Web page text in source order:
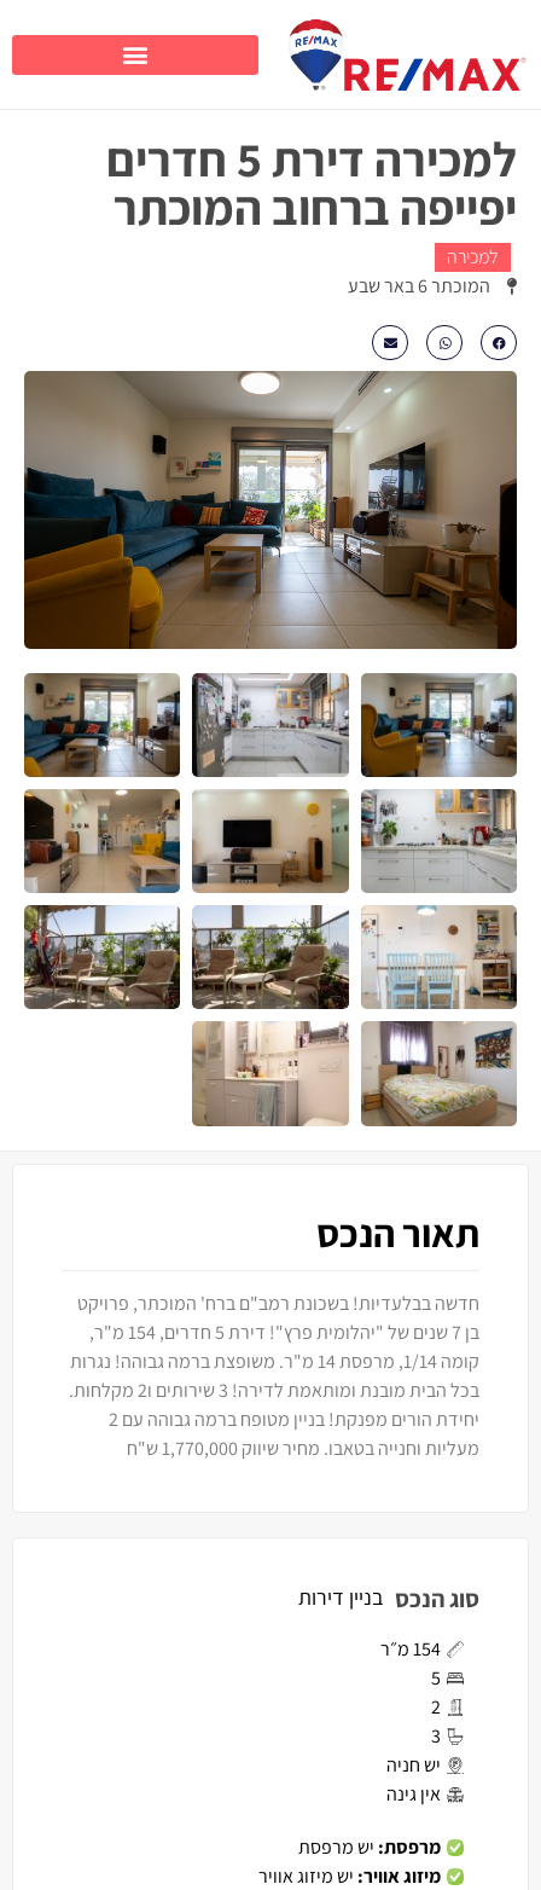
למכירה דירת 5 חדרים
יפייפה ברחוב המוכתר
למכירה
המוכתר 6 באר שבע
₪1770000
תאור הנכס
חדשה בבלעדיות! בשכונת רמב"ם ברח' המוכתר, פרויקט
בן 7 שנים של "יהלומית פרץ"! דירת 5 חדרים, 154 מ"ר,
קומה 1/14, מרפסת 14 מ"ר. משופצת ברמה גבוהה! נגרות
בכל הבית מובנת ומותאמת לדירה! 3 שירותים ו2 מקלחות.
יחידת הורים מפנקת! בניין מטופח ברמה גבוהה עם 2
מעליות וחנייה בטאבו. מחיר שיווק 1,770,000 ש"ח
סוג הנכס בניין דירות
154 מ״ר
5
2
3
יש חניה
אין גינה
מרפסת: יש מרפסת
מיזוג אוויר: יש מיזוג אוויר